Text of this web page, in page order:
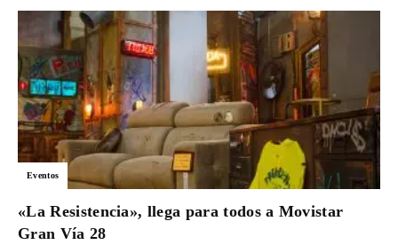
Eventos
«La Resistencia», llega para todos a Movistar
Gran Vía 28